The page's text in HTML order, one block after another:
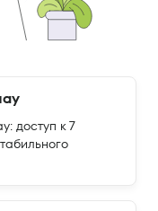
доступ к 7